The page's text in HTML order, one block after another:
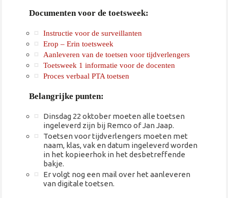
Documenten voor de toetsweek:
Instructie voor de surveillanten
Erop – Erin toetsweek
Aanleveren van de toetsen voor tijdverlengers
Toetsweek 1 informatie voor de docenten
Proces verbaal PTA toetsen
Belangrijke punten:
Dinsdag 22 oktober moeten alle toetsen
ingeleverd zijn bij Remco of Jan Jaap.
Toetsen voor tijdverlengers moeten met
naam, klas, vak en datum ingeleverd worden
in het kopieerhok in het desbetreffende
bakje.
Er volgt nog een mail over het aanleveren
van digitale toetsen.